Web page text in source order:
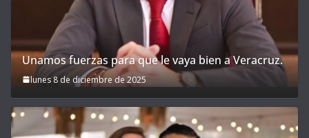
Unamos fuerzas para que le vaya bien a Veracruz.
lunes 8 de diciembre de 2025